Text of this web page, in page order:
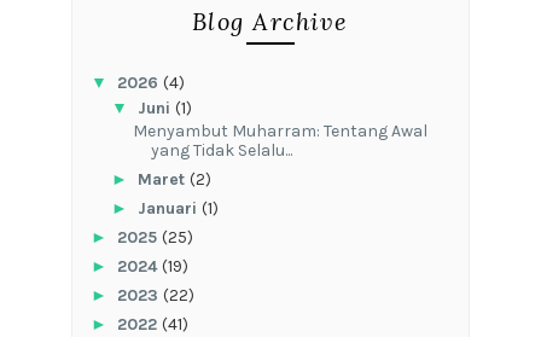
Blog Archive
▼ 2026 (4)
▼ Juni (1)
Menyambut Muharram: Tentang Awal
yang Tidak Selalu...
► Maret (2)
► Januari (1)
► 2025 (25)
► 2024(19)
► 2023 (22)
► 2022 (41)